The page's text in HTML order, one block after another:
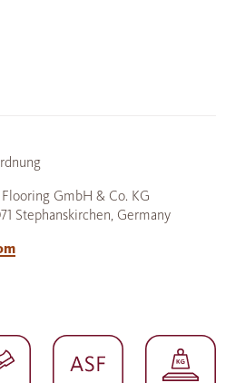
GmbH & Co. KG
Stephanskirchen, Germany